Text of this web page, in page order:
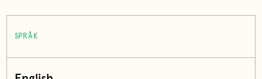
SPRÅK